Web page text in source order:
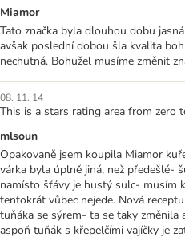
Miamor
Tato značka byla dlouhou dobu
avšak poslední dobou šla kvalita
nechutná. Bohužel musíme změnit
08. 11. 14
This is a stars rating area from zero
mlsoun
Opakovaně jsem koupila Miamor
várka byla úplně jiná, než předešlé-
namísto šťávy je hustý sulc- musím
tentokrát vůbec nejede. Nová
tuňáka se sýrem- ta se taky změnila
aspoň tuňák s křepelčími vajíčky je